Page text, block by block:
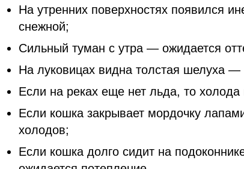
На утренних поверхностях появился
снежной;
Сильный туман с утра — ожидается
На луковицах видна толстая шелуха —
Если на реках еще нет льда, то холода
Если кошка закрывает мордочку
холодов;
Если кошка долго сидит на